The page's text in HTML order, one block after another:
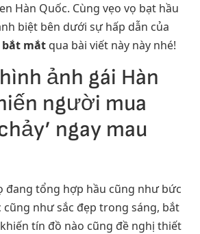
Hàn Quốc. Cùng vẹo vọ bạt hầu
biệt bên dưới sự hấp dẫn của
bắt mắt qua bài viết này này nhé!
ảnh gái Hàn
người mua
ngay mau
đang tổng hợp hầu cũng như bức
như sắc đẹp trong sáng, bắt
tín đồ nào cũng đề nghị thiết